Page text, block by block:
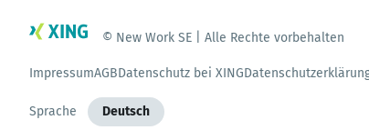
© New Work SE | Alle Rechte vorbehalten
ImpressumAGBDatenschutz bei XING
Sprache Deutsch